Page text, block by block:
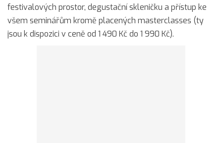
festivalových prostor, degustační skleničku a přístup ke
všem seminářům kromě placených masterclasses (ty
jsou k dispozici v ceně od 1 490 Kč do 1 990 Kč).